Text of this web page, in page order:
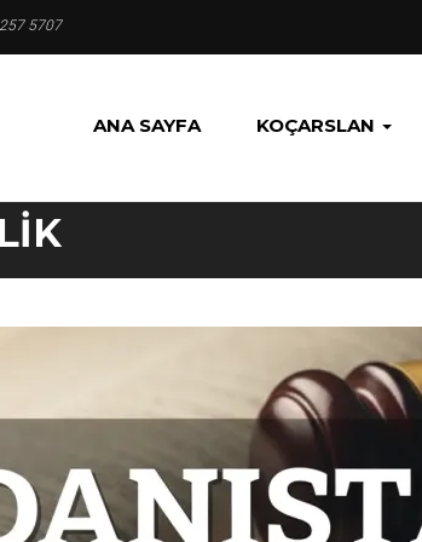
5707
ANA SAYFA KOÇARSLAN